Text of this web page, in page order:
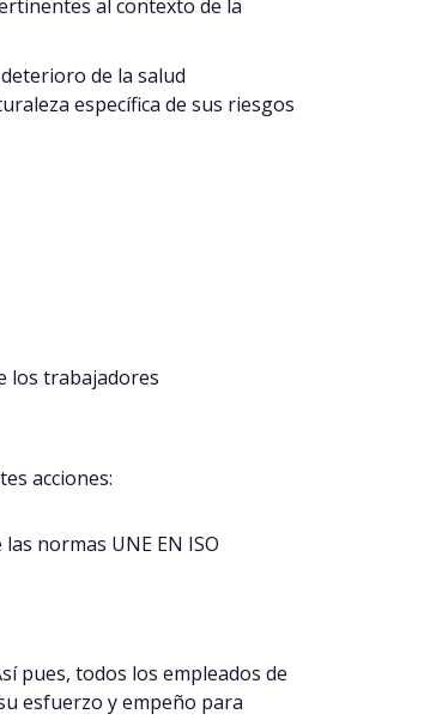
al contexto de la
de la salud
específica de sus riesgos
los trabajadores
acciones:
normas UNE EN ISO
pues, todos los empleados de
esfuerzo y empeño para